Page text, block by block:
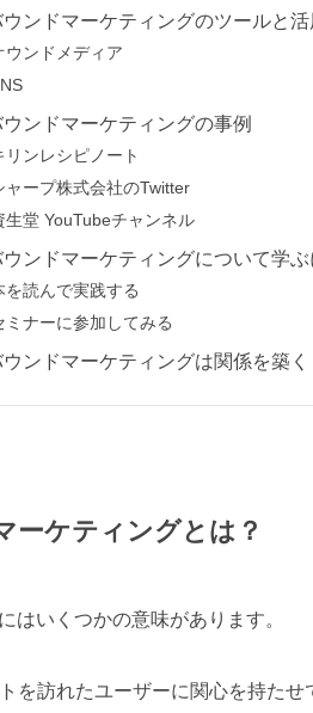
ウンドマーケティングのツールと
ウンドメディア
ンドマーケティングの事例
リンレシピノート
ャープ株式会社のTwitter
生堂 YouTubeチャンネル
ウンドマーケティングについて学ぶ
を読んで実践する
ミナーに参加してみる
ウンドマーケティングは関係を築
ーケティングとは？
はいくつかの意味があります。
を訪れたユーザーに関心を持たせ